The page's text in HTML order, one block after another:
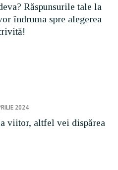
Răspunsurile tale la
îndruma spre alegerea
2024
viitor, altfel vei dispărea